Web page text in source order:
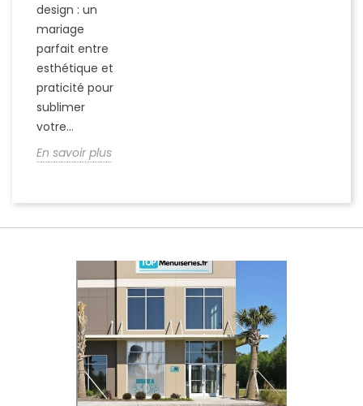
design : un
mariage
parfait entre
esthétique et
praticité pour
sublimer
votre...
En savoir plus